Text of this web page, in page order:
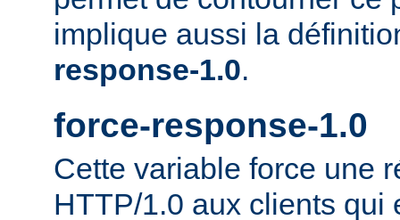
implique aussi la
response-1.0.
force-response-1.0
Cette variable force une
HTTP/1.0 aux clients qui